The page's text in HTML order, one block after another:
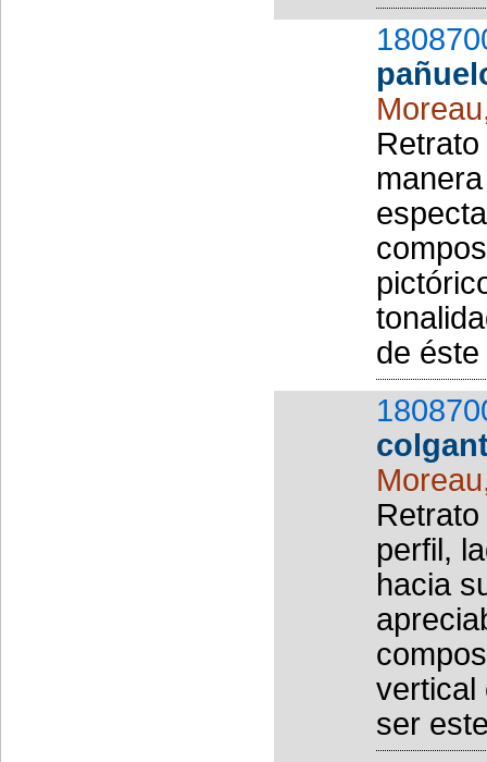
de
perfil,
hacia
vertical
ser